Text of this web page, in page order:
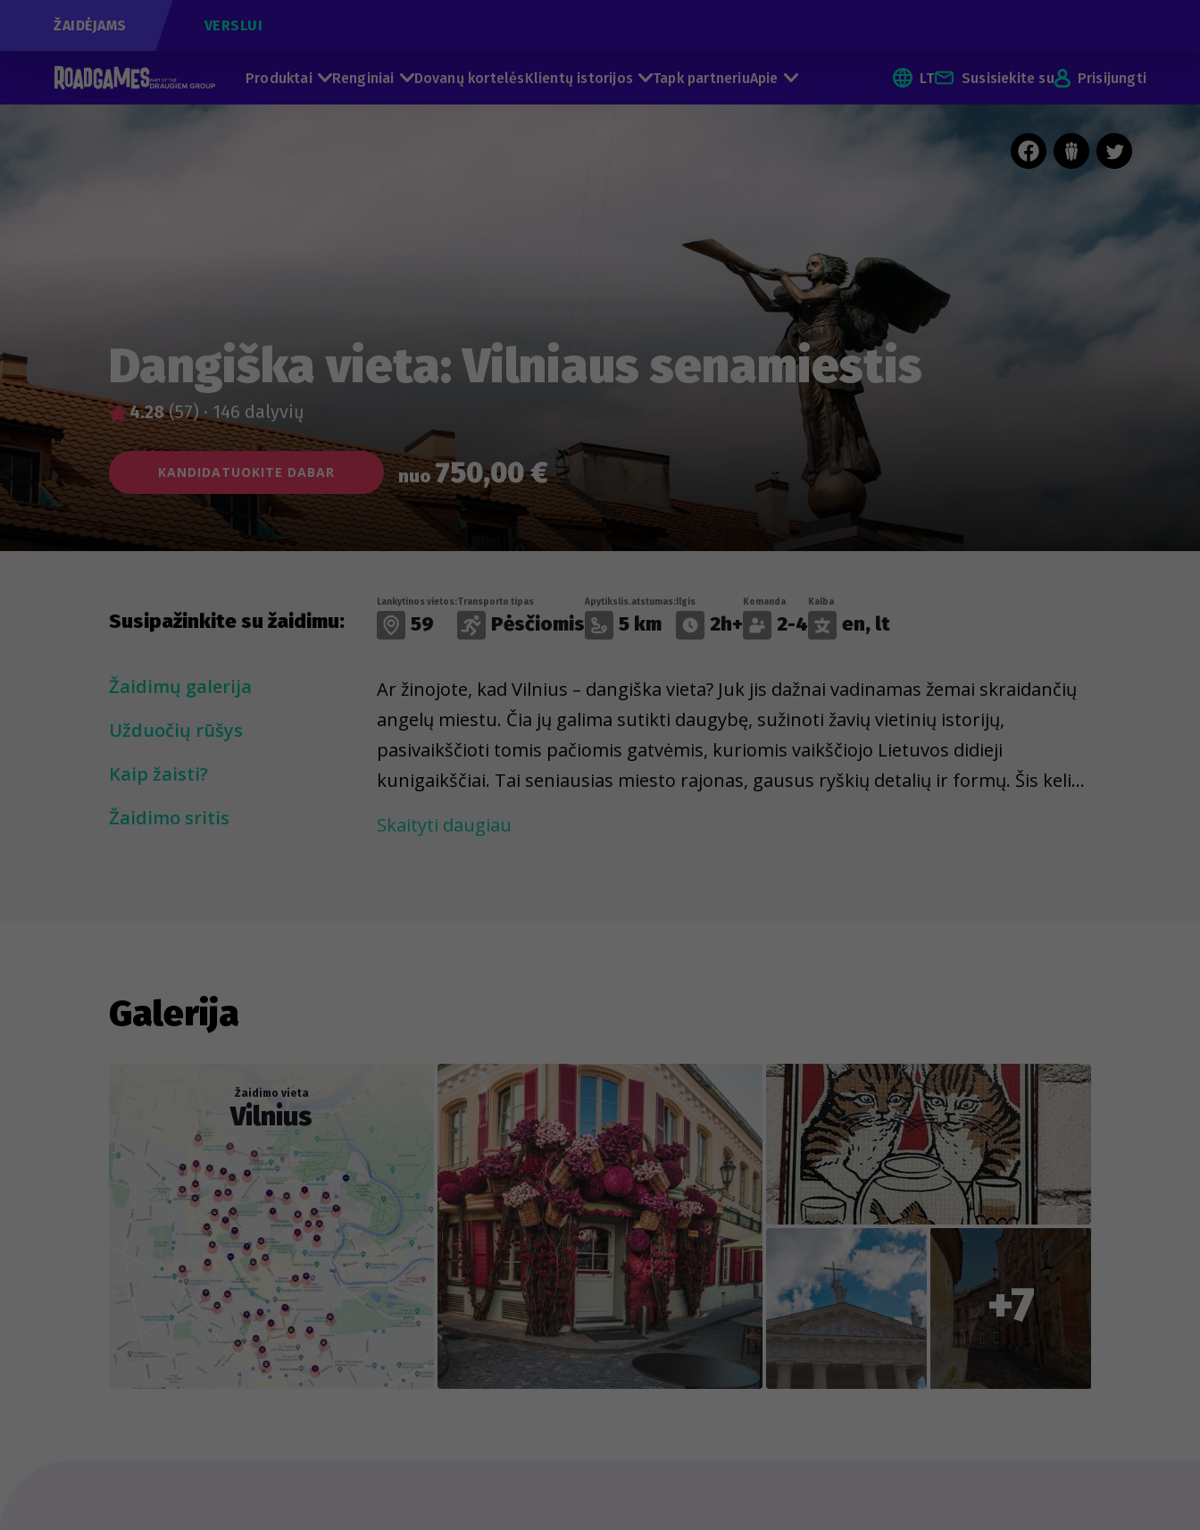
ŽAIDĖJAMS VERSLUI
Produktai Renginiai Dovanų kortelėsKlientų istorijos Tapk partneriuApie LT Susisiekite su Prisijungti
Dangiška vieta: Vilniaus senamiestis
4.28(57)· 146 dalyvių
KANDIDATUOKITE DABAR nuo750,00 €
Susipažinkite su žaidimu:
Žaidimų galerija
Užduočių rūšys
Kaip žaisti?
Žaidimo sritis
Lankytinos vietos:
59
Transporto tipas
Pėsčiomis
Apytikslis.atstumas:
5 km
Ilgis
2h+
Komanda
2-4
Kalba
en, lt
Ar žinojote, kad Vilnius – dangiška vieta? Juk jis dažnai vadinamas žemai skraidančių
angelų miestu. Čia jų galima sutikti daugybę, sužinoti žavių vietinių istorijų,
pasivaikščioti tomis pačiomis gatvėmis, kuriomis vaikščiojo Lietuvos didieji
kunigaikščiai. Tai seniausias miesto rajonas, gausus ryškių detalių ir formų. Šis kelias
Pamatysite įdomių detalių ir nuostabių sienų puošybos elementų iš lėkščių ir net
kad ne visi žaidimo objektai yra lengvai pasiekiami ir matomi tam tikromis oro
sąlygomis (lietus, sniegas, rūkas).
Žaidimo turinys redaguojamas ir atnaujinamas bendradarbiaujant su jumis,
žaidėjais, todėl būsime dėkingi visiems, kurie prisidės prie naujo žaidimo turinio
kūrimo ar praneš apie esamo turinio pakeitimus.
Skaityti daugiau
Galerija
Žaidimo vieta
Vilnius
+7